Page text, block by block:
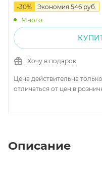
-30% Экономия 546 руб.
Много
Хочу в подарок
Цена действительна
отличаться от цен в
Описание